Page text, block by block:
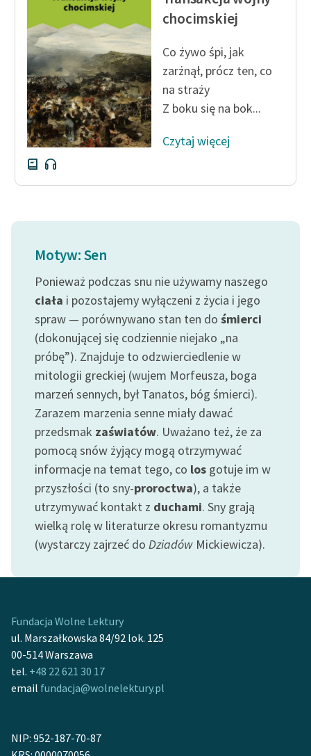
Regulamin biblioteki
Dane fundacji i
sprawozdania finansowe
Regulamin darowizn
Informacja o treściach
wrażliwych
Deklaracja dostępności
chocimskiej
Co żywo śpi, jak
zarżnął, prócz ten, co
na straży
Z boku się na bok...
Czytaj więcej
Motyw: Sen
Ponieważ podczas snu nie używamy naszego
ciała i pozostajemy wyłączeni z życia i jego
spraw — porównywano stan ten do śmierci
(dokonującej się codziennie niejako „na
próbę”). Znajduje to odzwierciedlenie w
mitologii greckiej (wujem Morfeusza, boga
marzeń sennych, był Tanatos, bóg śmierci).
Zarazem marzenia senne miały dawać
przedsmak zaświatów. Uważano też, że za
pomocą snów żyjący mogą otrzymywać
informacje na temat tego, co los gotuje im w
przyszłości (to sny-proroctwa), a także
utrzymywać kontakt z duchami. Sny grają
wielką rolę w literaturze okresu romantyzmu
(wystarczy zajrzeć do Dziadów Mickiewicza).
Fundacja Wolne Lektury
ul. Marszałkowska 84/92 lok. 125
00-514 Warszawa
tel. +48 22 621 30 17
email fundacja@wolnelektury.pl
NIP: 952-187-70-87